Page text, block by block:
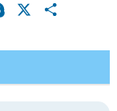
Skype